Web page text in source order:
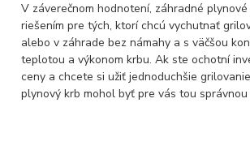
V záverečnom hodnotení, záhradné
riešením pre tých, ktorí chcú vychutnať
alebo v záhrade bez námahy a s väčšou
teplotou a výkonom krbu. Ak ste ochotní
ceny a chcete si užiť jednoduchšie
plynový krb mohol byť pre vás tou správnou